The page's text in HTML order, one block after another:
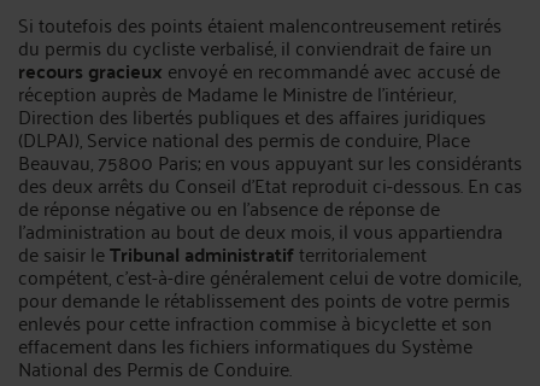
Si toutefois des points étaient malencontreusement retirés
du permis du cycliste verbalisé, il conviendrait de faire un
recours gracieux envoyé en recommandé avec accusé de
réception auprès de Madame le Ministre de l'intérieur,
Direction des libertés publiques et des affaires juridiques
(DLPAJ), Service national des permis de conduire, Place
Beauvau, 75800 Paris; en vous appuyant sur les considérants
des deux arrêts du Conseil d'Etat reproduit ci-dessous. En cas
de réponse négative ou en l'absence de réponse de
l'administration au bout de deux mois, il vous appartiendra
de saisir leTribunal administratifterritorialement
compétent, c'est-à-dire généralement celui de votre domicile,
pour demande le rétablissement des points de votre permis
enlevés pour cette infraction commise à bicyclette et son
effacement dans les fichiers informatiques du Système
National des Permis de Conduire.